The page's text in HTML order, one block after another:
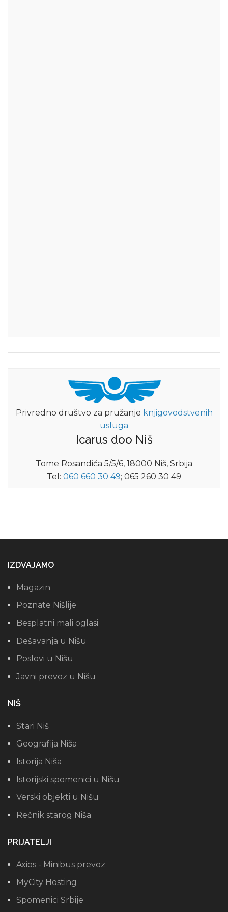
Privredno društvo za pružanje knjigovodstvenih
usluga
Icarus doo Niš
Tome Rosandića 5/5/6, 18000 Niš, Srbija
Tel: 060 660 30 49; 065 260 30 49
IZDVAJAMO
Magazin
Poznate Nišlije
Besplatni mali oglasi
Dešavanja u Nišu
Poslovi u Nišu
Javni prevoz u Nišu
NIŠ
Stari Niš
Geografija Niša
Istorija Niša
Istorijski spomenici u Nišu
Verski objekti u Nišu
Rečnik starog Niša
PRIJATELJI
Axios - Minibus prevoz
MyCity Hosting
Spomenici Srbije